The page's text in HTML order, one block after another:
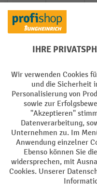
PayPal
Soziale Netzwerke
Impressum
Barrierefreiheit
Alle Preise exkl. gesetzl.
Nachnahmegebühren, wenn
¹ Der Rabatt gilt so lange der